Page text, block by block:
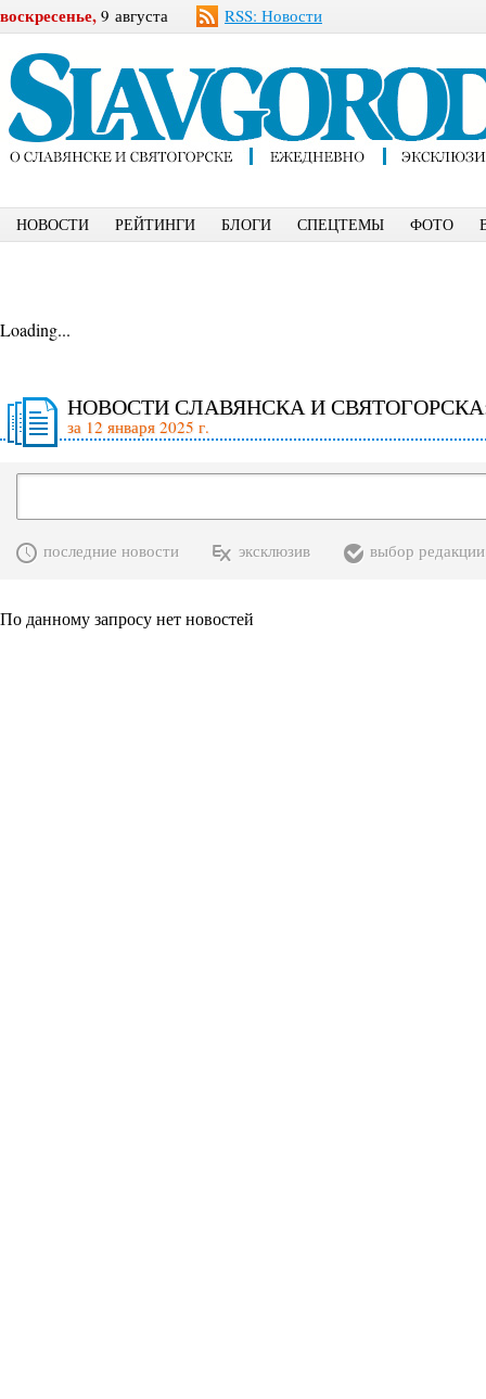
воскресенье, 9 августа RSS: Новости
НОВОСТИ РЕЙТИНГИ БЛОГИ СПЕЦТЕМЫ ФОТО
Loading...
НОВОСТИ СЛАВЯНСКА И
за 12 января 2025 г.
последние новости эксклюзив выбор редакции
По данному запросу нет новостей